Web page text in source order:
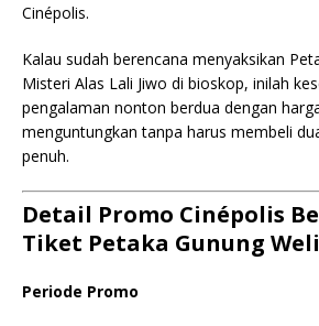
Cinépolis.
Kalau sudah berencana menyaksikan
Misteri Alas Lali Jiwo di bioskop, inilah
pengalaman nonton berdua dengan
menguntungkan tanpa harus membeli
penuh.
Detail Promo Cinépolis
Tiket Petaka Gunung
Periode Promo